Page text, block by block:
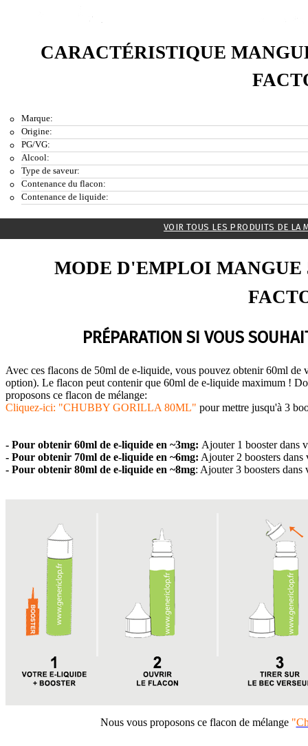
CARACTÉRISTIQUE
Marque:
Origine:
PG/VG:
Alcool:
Type de saveur:
Contenance du flacon:
Contenance de liquide:
VOIR TOUS LES PRODUITS DE LA
MODE D'EMPLOI
PRÉPARATION SI VOUS
Avec ces flacons de 50ml de e-liquide, vous pouvez obtenir 60ml de
option). Le flacon peut contenir que 60ml de e-liquide maximum !
proposons ce flacon de mélange:
Cliquez-ici: "CHUBBY GORILLA 80ML" pour mettre jusqu'à 3
- Pour obtenir 60ml de e-liquide en ~3mg: Ajouter 1 booster dans
- Pour obtenir 70ml de e-liquide en ~6mg: Ajouter 2 boosters
- Pour obtenir 80ml de e-liquide en ~8mg: Ajouter 3 boosters
Nous vous proposons ce flacon de mélange "